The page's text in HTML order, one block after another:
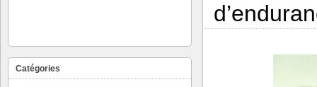
Catégories